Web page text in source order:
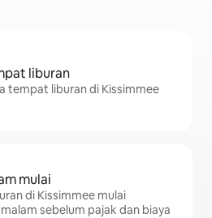
liburan
tempat liburan di Kissimmee
mulai
di Kissimmee mulai
malam sebelum pajak dan biaya